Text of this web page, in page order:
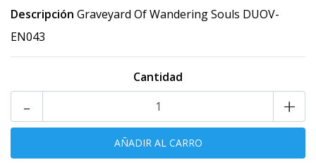
Descripción Graveyard Of Wandering Souls DUOV-
EN043
Cantidad
+
-